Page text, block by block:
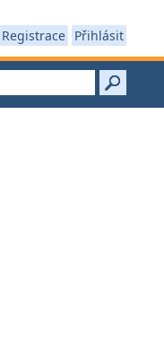
Registrace Přihlásit